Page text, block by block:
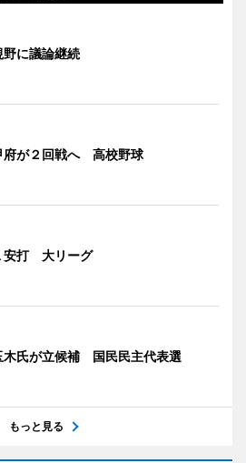
野に議論継続
府が２回戦へ 高校野球
安打 大リーグ
木氏が立候補 国民民主代表選
もっと見る